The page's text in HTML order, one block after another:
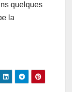
quelques
la